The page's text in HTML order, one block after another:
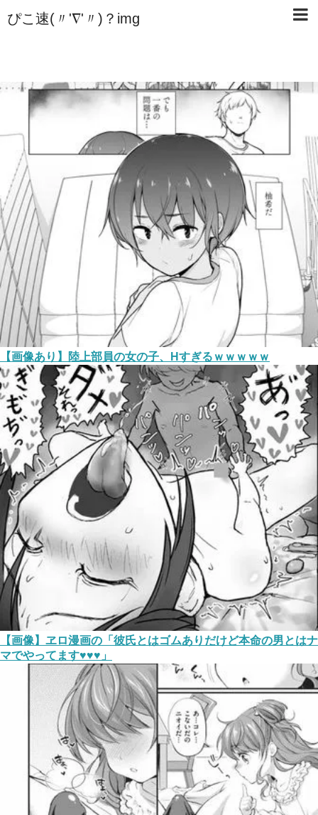
ぴこ速(〃'∇'〃)？img
【画像あり】陸上部員の女の子、Hすぎるｗｗｗｗｗ
【画像】ヱロ漫画の「彼氏とはゴムありだけど本命の男とはナ
マでやってます♥♥♥」